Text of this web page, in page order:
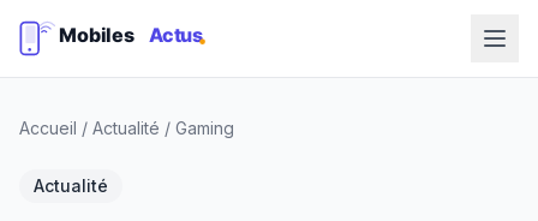
Accueil / Actualité / Gaming
Actualité